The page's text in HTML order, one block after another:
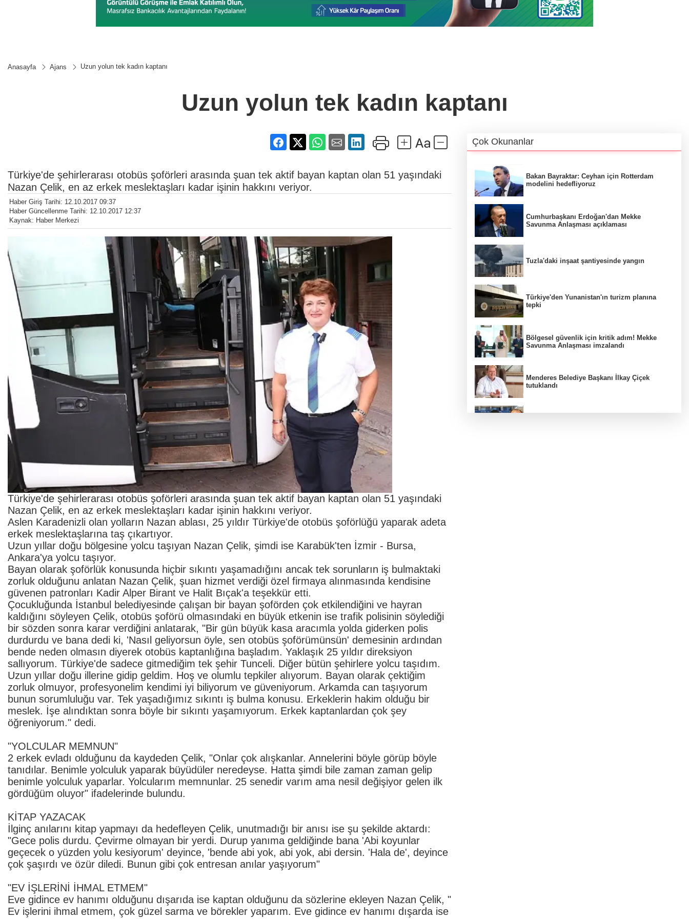
Anasayfa Ajans Uzun yolun tek kadın kaptanı
Uzun yolun tek kadın kaptanı
Türkiye'de şehirlerarası otobüs şoförleri arasında şuan tek aktif bayan kaptan olan 51 yaşındaki
Nazan Çelik, en az erkek meslektaşları kadar işinin hakkını veriyor.
Haber Giriş Tarihi: 12.10.2017 09:37
Haber Güncellenme Tarihi: 12.10.2017 12:37
Kaynak: Haber Merkezi
Türkiye'de şehirlerarası otobüs şoförleri arasında şuan tek aktif bayan kaptan olan 51 yaşındaki
Nazan Çelik, en az erkek meslektaşları kadar işinin hakkını veriyor.
Aslen Karadenizli olan yolların Nazan ablası, 25 yıldır Türkiye'de otobüs şoförlüğü yaparak adeta
erkek meslektaşlarına taş çıkartıyor.
Uzun yıllar doğu bölgesine yolcu taşıyan Nazan Çelik, şimdi ise Karabük'ten İzmir - Bursa,
Ankara'ya yolcu taşıyor.
Bayan olarak şoförlük konusunda hiçbir sıkıntı yaşamadığını ancak tek sorunların iş bulmaktaki
zorluk olduğunu anlatan Nazan Çelik, şuan hizmet verdiği özel firmaya alınmasında kendisine
güvenen patronları Kadir Alper Birant ve Halit Bıçak'a teşekkür etti.
Çocukluğunda İstanbul belediyesinde çalışan bir bayan şoförden çok etkilendiğini ve hayran
kaldığını söyleyen Çelik, otobüs şoförü olmasındaki en büyük etkenin ise trafik polisinin söylediği
bir sözden sonra karar verdiğini anlatarak, "Bir gün büyük kasa aracımla yolda giderken polis
durdurdu ve bana dedi ki, 'Nasıl geliyorsun öyle, sen otobüs şoförümünsün' demesinin ardından
bende neden olmasın diyerek otobüs kaptanlığına başladım. Yaklaşık 25 yıldır direksiyon
sallıyorum. Türkiye'de sadece gitmediğim tek şehir Tunceli. Diğer bütün şehirlere yolcu taşıdım.
Uzun yıllar doğu illerine gidip geldim. Hoş ve olumlu tepkiler alıyorum. Bayan olarak çektiğim
zorluk olmuyor, profesyonelim kendimi iyi biliyorum ve güveniyorum. Arkamda can taşıyorum
bunun sorumluluğu var. Tek yaşadığımız sıkıntı iş bulma konusu. Erkeklerin hakim olduğu bir
meslek. İşe alındıktan sonra böyle bir sıkıntı yaşamıyorum. Erkek kaptanlardan çok şey
öğreniyorum." dedi.
"YOLCULAR MEMNUN"
2 erkek evladı olduğunu da kaydeden Çelik, "Onlar çok alışkanlar. Annelerini böyle görüp böyle
tanıdılar. Benimle yolculuk yaparak büyüdüler neredeyse. Hatta şimdi bile zaman zaman gelip
benimle yolculuk yaparlar. Yolcularım memnunlar. 25 senedir varım ama nesil değişiyor gelen ilk
gördüğüm oluyor" ifadelerinde bulundu.
KİTAP YAZACAK
İlginç anılarını kitap yapmayı da hedefleyen Çelik, unutmadığı bir anısı ise şu şekilde aktardı:
"Gece polis durdu. Çevirme olmayan bir yerdi. Durup yanıma geldiğinde bana 'Abi koyunlar
geçecek o yüzden yolu kesiyorum' deyince, 'bende abi yok, abi yok, abi dersin. 'Hala de', deyince
çok şaşırdı ve özür diledi. Bunun gibi çok entresan anılar yaşıyorum"
"EV İŞLERİNİ İHMAL ETMEM"
Eve gidince ev hanımı olduğunu dışarıda ise kaptan olduğunu da sözlerine ekleyen Nazan Çelik, "
Ev işlerini ihmal etmem, çok güzel sarma ve börekler yaparım. Eve gidince ev hanımı dışarda ise
Çok Okunanlar
Bakan Bayraktar: Ceyhan için Rotterdam
modelini hedefliyoruz
Cumhurbaşkanı Erdoğan'dan Mekke
Savunma Anlaşması açıklaması
Tuzla'daki inşaat şantiyesinde yangın
Türkiye'den Yunanistan'ın turizm planına
tepki
Bölgesel güvenlik için kritik adım! Mekke
Savunma Anlaşması imzalandı
Menderes Belediye Başkanı İlkay Çiçek
tutuklandı